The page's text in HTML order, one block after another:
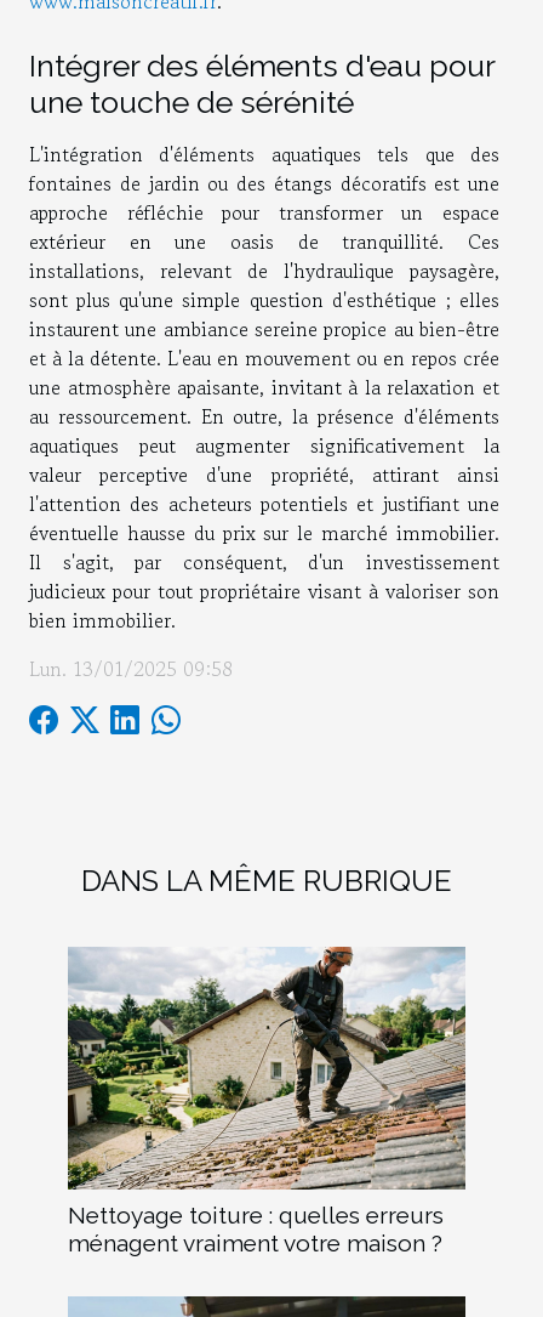
Intégrer des éléments d'eau pour
une touche de sérénité
L'intégration d'éléments aquatiques tels que des
fontaines de jardin ou des étangs décoratifs est une
approche réfléchie pour transformer un espace
extérieur en une oasis de tranquillité. Ces
installations, relevant de l'hydraulique paysagère,
sont plus qu'une simple question d'esthétique ; elles
instaurent une ambiance sereine propice au bien-être
et à la détente. L'eau en mouvement ou en repos crée
une atmosphère apaisante, invitant à la relaxation et
au ressourcement. En outre, la présence d'éléments
aquatiques peut augmenter significativement la
valeur perceptive d'une propriété, attirant ainsi
l'attention des acheteurs potentiels et justifiant une
éventuelle hausse du prix sur le marché immobilier.
Il s'agit, par conséquent, d'un investissement
judicieux pour tout propriétaire visant à valoriser son
bien immobilier.
Lun. 13/01/2025 09:58
DANS LA MÊME RUBRIQUE
Nettoyage toiture : quelles erreurs
ménagent vraiment votre maison ?